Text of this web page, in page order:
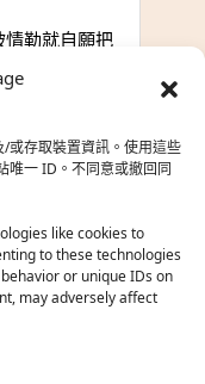
或存取裝置資訊。使用這些
唯一 ID。不同意或撤回同
like cookies to
to these technologies
or unique IDs on
may adversely affect
勒就自願把
他圓夢，但